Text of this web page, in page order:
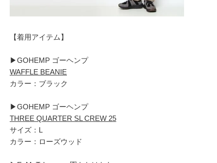
【着用アイテム】
▶︎GOHEMP ゴーヘンプ
WAFFLE BEANIE
カラー：ブラック
▶︎GOHEMP ゴーヘンプ
THREE QUARTER SL CREW 25
サイズ：L
カラー：ローズウッド